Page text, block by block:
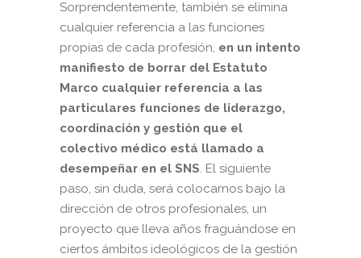
Sorprendentemente, también se elimina
cualquier referencia a las funciones
propias de cada profesión, en un intento
manifiesto de borrar del Estatuto
Marco cualquier referencia a las
particulares funciones de liderazgo,
coordinación y gestión que el
colectivo médico está llamado a
desempeñar en el SNS. El siguiente
paso, sin duda, será colocarnos bajo la
dirección de otros profesionales, un
proyecto que lleva años fraguándose en
ciertos ámbitos ideológicos de la gestión